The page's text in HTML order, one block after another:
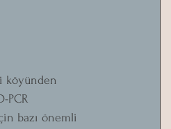
köyünden
PCR
bazı önemli